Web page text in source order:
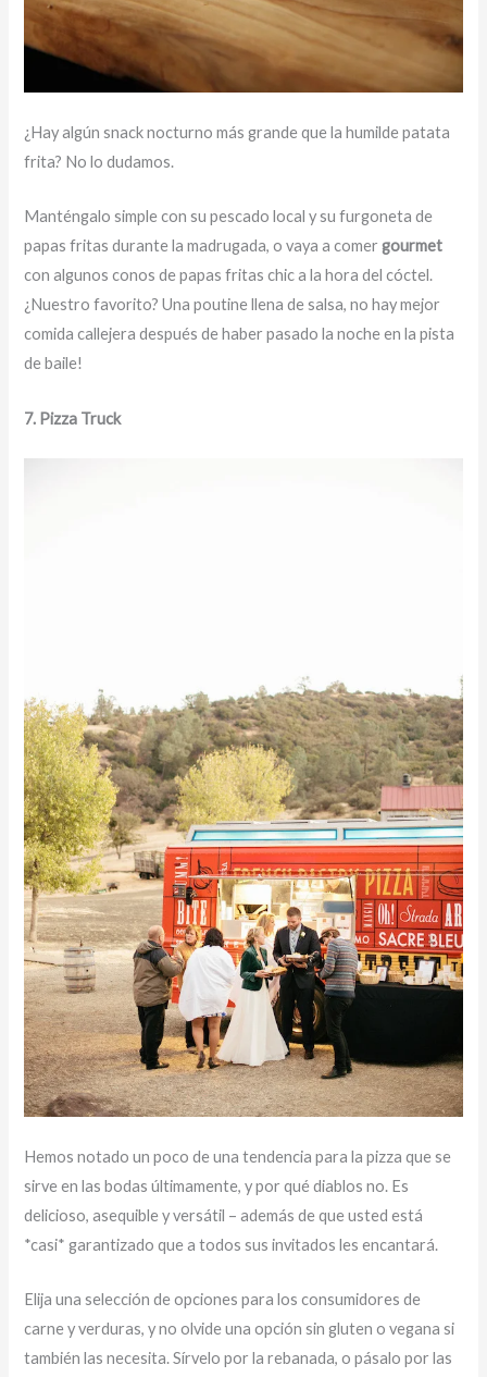
¿Hay algún snack nocturno más grande que la humilde patata
frita? No lo dudamos.
Manténgalo simple con su pescado local y su furgoneta de
papas fritas durante la madrugada, o vaya a comergourmet
con algunos conos de papas fritas chic a la hora del cóctel.
¿Nuestro favorito? Una poutine llena de salsa, no hay mejor
comida callejera después de haber pasado la noche en la pista
de baile!
7. Pizza Truck
Hemos notado un poco de una tendencia para la pizza que se
sirve en las bodas últimamente, y por qué diablos no. Es
delicioso, asequible y versátil – además de que usted está
*casi* garantizado que a todos sus invitados les encantará.
Elija una selección de opciones para los consumidores de
carne y verduras, y no olvide una opción sin gluten o vegana si
también las necesita. Sírvelo por la rebanada, o pásalo por las